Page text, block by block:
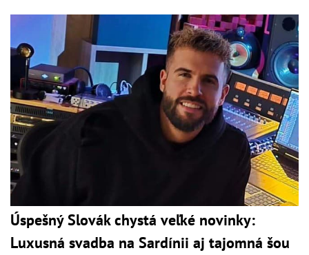
Úspešný Slovák chystá veľké novinky:
Luxusná svadba na Sardínii aj tajomná šou